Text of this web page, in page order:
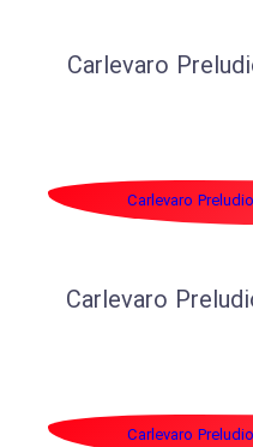
Carlevaro
Carlevaro